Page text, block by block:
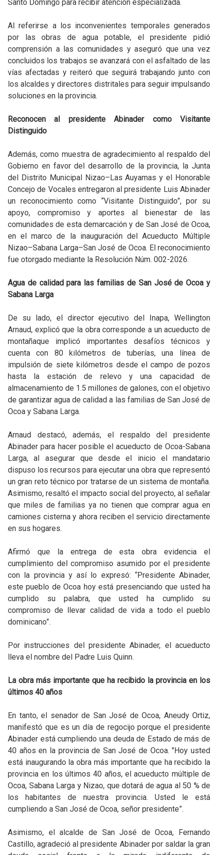
Santo Domingo para recibir atención especializada.
Al referirse a los inconvenientes temporales generados
por las obras de agua potable, el presidente pidió
comprensión a las comunidades y aseguró que una vez
concluidos los trabajos se avanzará con el asfaltado de las
vías afectadas y reiteró que seguirá trabajando junto con
los alcaldes y directores distritales para seguir impulsando
soluciones en la provincia.
Reconocen al presidente Abinader como Visitante
Distinguido
Además, como muestra de agradecimiento al respaldo del
Gobierno en favor del desarrollo de la provincia, la Junta
del Distrito Municipal Nizao–Las Auyamas y el Honorable
Concejo de Vocales entregaron al presidente Luis Abinader
un reconocimiento como “Visitante Distinguido”, por su
apoyo, compromiso y aportes al bienestar de las
comunidades de esta demarcación y de San José de Ocoa,
en el marco de la inauguración del Acueducto Múltiple
Nizao–Sabana Larga–San José de Ocoa. El reconocimiento
fue otorgado mediante la Resolución Núm. 002-2026.
Agua de calidad para las familias de San José de Ocoa y
Sabana Larga
De su lado, el director ejecutivo del Inapa, Wellington
Arnaud, explicó que la obra corresponde a un acueducto de
montañaque implicó importantes desafíos técnicos y
cuenta con 80 kilómetros de tuberías, una línea de
impulsión de siete kilómetros desde el campo de pozos
hasta la estación de relevo y una capacidad de
almacenamiento de 1.5 millones de galones, con el objetivo
de garantizar agua de calidad a las familias de San José de
Ocoa y Sabana Larga.
Arnaud destacó, además, el respaldo del presidente
Abinader para hacer posible el acueducto de Ocoa-Sabana
Larga, al asegurar que desde el inicio el mandatario
dispuso los recursos para ejecutar una obra que representó
un gran reto técnico por tratarse de un sistema de montaña.
Asimismo, resaltó el impacto social del proyecto, al señalar
que miles de familias ya no tienen que comprar agua en
camiones cisterna y ahora reciben el servicio directamente
en sus hogares.
Afirmó que la entrega de esta obra evidencia el
cumplimiento del compromiso asumido por el presidente
con la provincia y así lo expresó: “Presidente Abinader,
este pueblo de Ocoa hoy está presenciando que usted ha
cumplido su palabra, que usted ha cumplido su
compromiso de llevar calidad de vida a todo el pueblo
dominicano”.
Por instrucciones del presidente Abinader, el acueducto
lleva el nombre del Padre Luis Quinn.
La obra más importante que ha recibido la provincia en los
últimos 40 años
En tanto, el senador de San José de Ocoa, Aneudy Ortiz,
manifestó que es un día de regocijo porque el presidente
Abinader está cumpliendo una deuda de Estado de más de
40 años en la provincia de San José de Ocoa. "Hoy usted
está inaugurando la obra más importante que ha recibido la
provincia en los últimos 40 años, el acueducto múltiple de
Ocoa, Sabana Larga y Nizao, que dotará de agua al 50 % de
los habitantes de nuestra provincia. Usted le está
cumpliendo a San José de Ocoa, señor presidente”.
Asimismo, el alcalde de San José de Ocoa, Fernando
Castillo, agradeció al presidente Abinader por saldar la gran